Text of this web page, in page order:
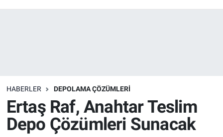
HABERLER DEPOLAMA ÇÖZÜMLERI
Ertaş Raf, Anahtar Teslim
Depo Çözümleri Sunacak
Depolama Çözümleri
İnşaat ve Malzeme